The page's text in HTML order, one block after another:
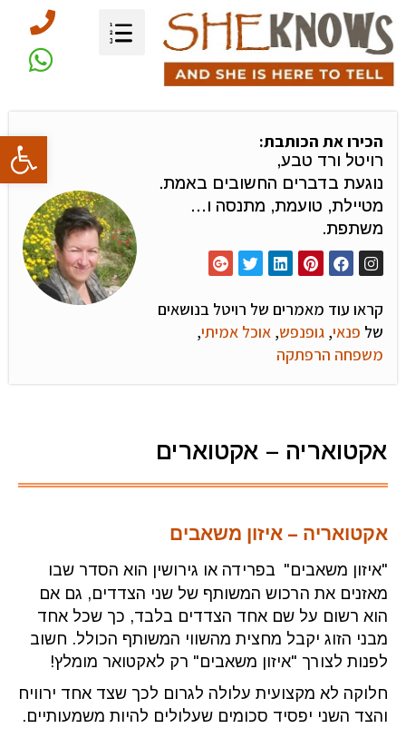
פתח הכירו את הכותבת:
רויטל ורד טבע,
נוגעת בדברים החשובים באמת.
מטיילת, טועמת, מתנסה ו…
משתפת.
קראו עוד מאמרים של רויטל בנושאים
של פנאי, גופנפש, אוכל אמיתי,
משפחה הרפתקה
אקטואריה – אקטוארים
אקטואריה – איזון משאבים
"איזון משאבים" בפרידה או גירושין הוא הסדר שבו
מאזנים את הרכוש המשותף של שני הצדדים, גם אם
הוא רשום על שם אחד הצדדים בלבד, כך שכל אחד
מבני הזוג יקבל מחצית מהשווי המשותף הכולל. חשוב
לפנות לצורך "איזון משאבים" רק לאקטואר מומלץ!
חלוקה לא מקצועית עלולה לגרום לכך שצד אחד ירוויח
והצד השני יפסיד סכומים שעלולים להיות משמעותיים.